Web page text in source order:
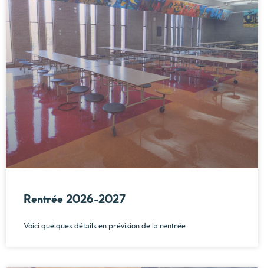
Rentrée 2026-2027
Voici quelques détails en prévision de la rentrée.